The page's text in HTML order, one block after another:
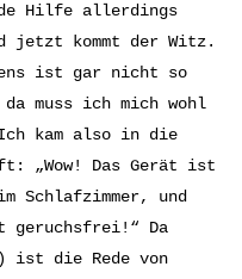
Hilfe allerdings
jetzt kommt der Witz.
ist gar nicht so
muss ich mich wohl
kam also in die
„Wow! Das Gerät ist
Schlafzimmer, und
Da
ist die Rede von